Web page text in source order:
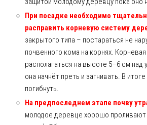
При посадке необходимо
расправить корневую систему
закрытого типа – постараться не
почвенного кома на корнях.
располагаться на высоте 5–6 см над
она начнёт преть и загнивать. В
погибнуть.
На предпоследнем этапе почву
молодое деревце хорошо проливают